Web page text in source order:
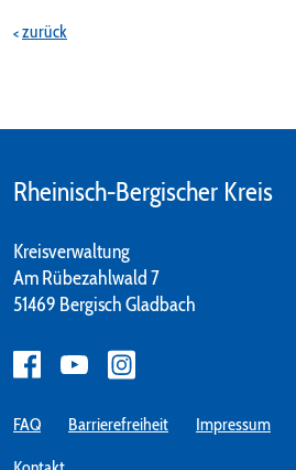
zurück
Rheinisch-Bergischer Kreis
Kreisverwaltung
Am Rübezahlwald 7
51469 Bergisch Gladbach
FAQ Barrierefreiheit Impressum